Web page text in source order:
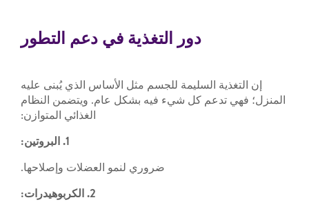
دور التغذية في دعم التطور
إن التغذية السليمة للجسم مثل الأساس الذي يُبنى عليه
المنزل؛ فهي تدعم كل شيء فيه بشكل عام. ويتضمن النظام
الغذائي المتوازن:
ضروري لنمو العضلات وإصلاحها.